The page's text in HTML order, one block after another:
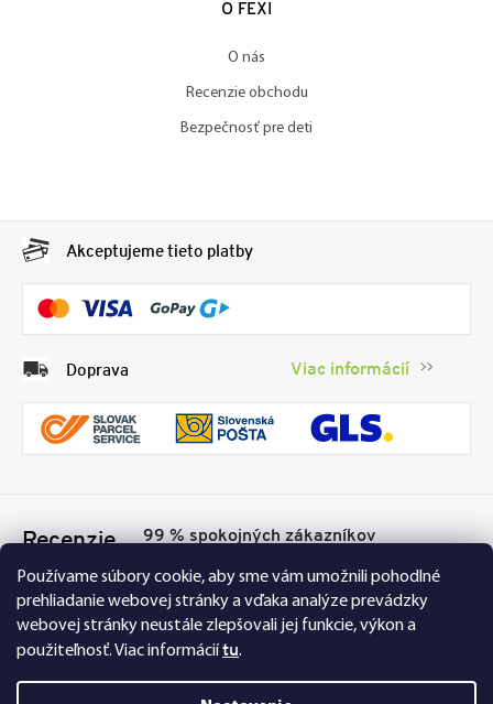
Používame súbory cookie, aby sme vám umožnili pohodlné
prehliadanie webovej stránky a vďaka analýze prevádzky
webovej stránky neustále zlepšovali jej funkcie, výkon a
použiteľnosť.Viac informáciítu.
O FEXI
O nás
Recenzie obchodu
Bezpečnosť pre deti
Akceptujeme tieto platby
Doprava Viac informácií
Recenzie 99 % spokojných zákazníkov